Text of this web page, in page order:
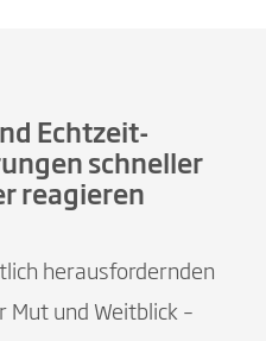
Echtzeit-
schneller
reagieren
herausfordernden
Mut und Weitblick –